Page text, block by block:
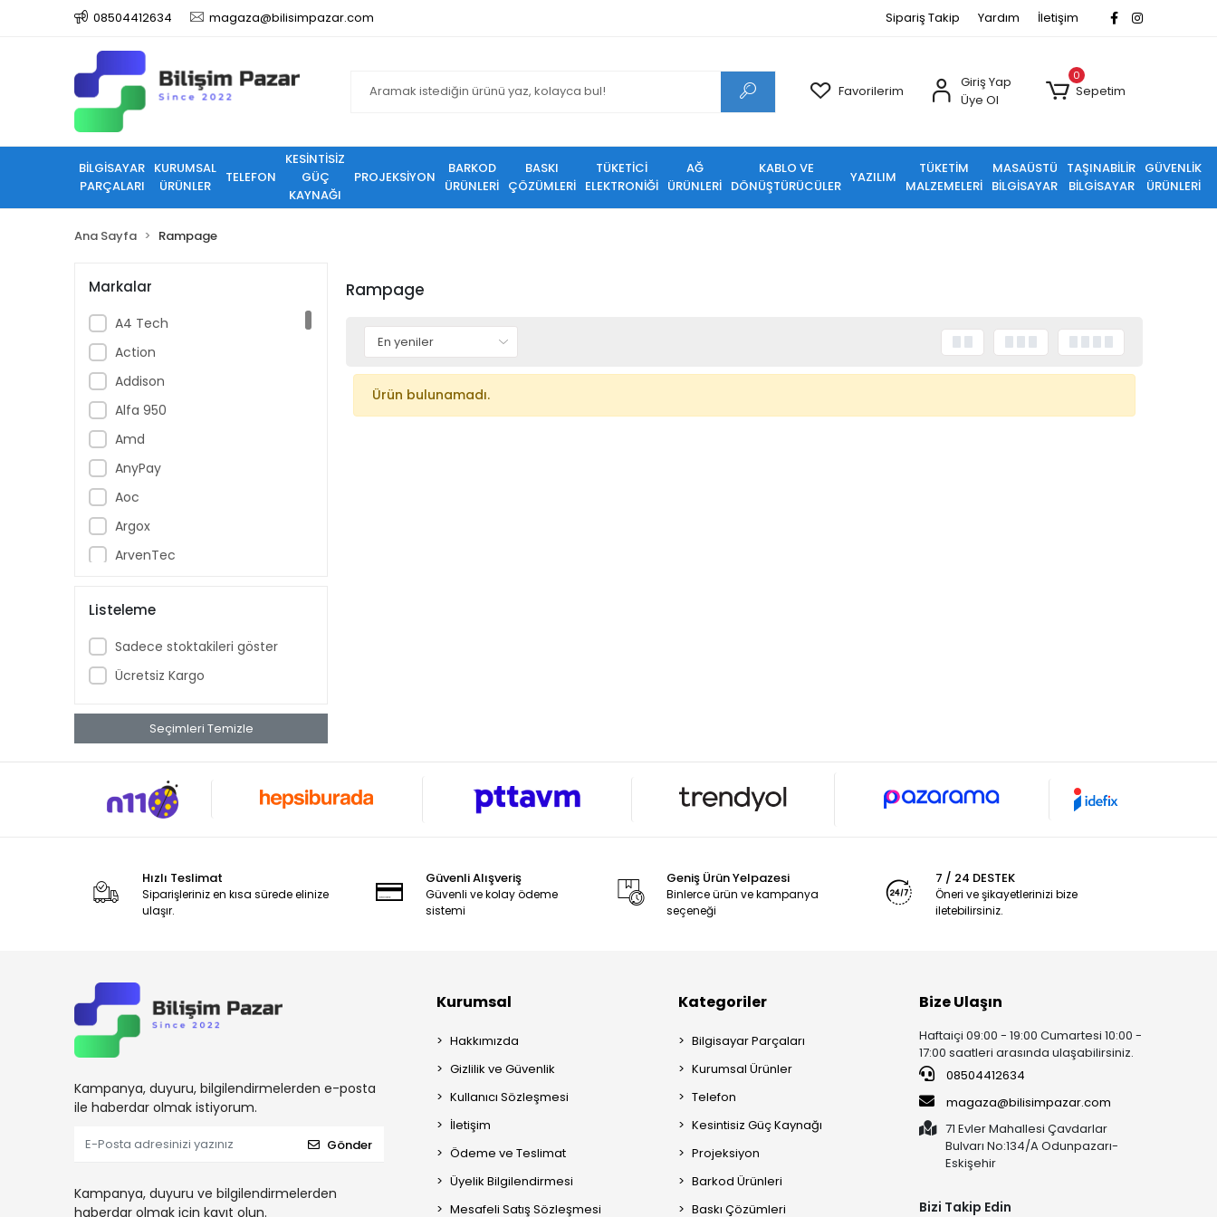
08504412634 magaza@bilisimpazar.com Sipariş Takip Yardım İletişim
Favorilerim
Giriş Yap
Üye Ol
0
Sepetim
BİLGİSAYAR
PARÇALARI
KURUMSAL
ÜRÜNLER
TELEFON
KESİNTİSİZ
GÜÇ
KAYNAĞI
PROJEKSİYON
BARKOD
ÜRÜNLERİ
BASKI
ÇÖZÜMLERİ
TÜKETİCİ
ELEKTRONİĞİ
AĞ
ÜRÜNLERİ
KABLO VE
DÖNÜŞTÜRÜCÜLER
YAZILIM
TÜKETİM
MALZEMELERİ
MASAÜSTÜ
BİLGİSAYAR
TAŞINABİLİR
BİLGİSAYAR
GÜVENLİK
ÜRÜNLERİ
Ana Sayfa Rampage
Markalar
A4 Tech
Action
Addison
Alfa 950
Amd
AnyPay
Aoc
Argox
ArvenTec
Asus
ASYS
Aztech
Bebird
Beko
Bitdefender
Brother
Ceopos
Codegen
Cube
Dark
Dell
Listeleme
Sadece stoktakileri göster
Ücretsiz Kargo
Seçimleri Temizle
Rampage
Ürün bulunamadı.
Hızlı Teslimat
Siparişleriniz en kısa sürede elinize
ulaşır.
Güvenli Alışveriş
Güvenli ve kolay ödeme
sistemi
Geniş Ürün Yelpazesi
Binlerce ürün ve kampanya
seçeneği
7 / 24 DESTEK
Öneri ve şikayetlerinizi bize
iletebilirsiniz.
Kampanya, duyuru, bilgilendirmelerden e-posta
ile haberdar olmak istiyorum.
Gönder
Kampanya, duyuru ve bilgilendirmelerden
haberdar olmak için kayıt olun.
Kurumsal
Hakkımızda
Gizlilik ve Güvenlik
Kullanıcı Sözleşmesi
İletişim
Ödeme ve Teslimat
Üyelik Bilgilendirmesi
Mesafeli Satış Sözleşmesi
Kategoriler
Bilgisayar Parçaları
Kurumsal Ürünler
Telefon
Kesintisiz Güç Kaynağı
Projeksiyon
Barkod Ürünleri
Baskı Çözümleri
Bize Ulaşın
Haftaiçi 09:00 - 19:00 Cumartesi 10:00 -
17:00 saatleri arasında ulaşabilirsiniz.
08504412634
magaza@bilisimpazar.com
71 Evler Mahallesi Çavdarlar
Bulvarı No:134/A Odunpazarı-
Eskişehir
Bizi Takip Edin